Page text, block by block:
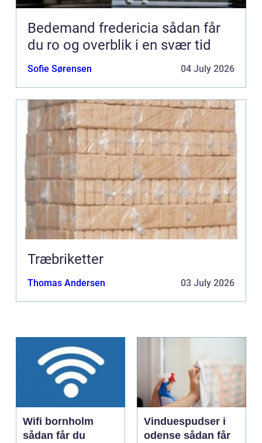
Bedemand fredericia sådan får
du ro og overblik i en svær tid
Sofie Sørensen 04 July 2026
Træbriketter
Thomas Andersen 03 July 2026
Wifi bornholm
sådan får du
Vinduespudser i
odense sådan får